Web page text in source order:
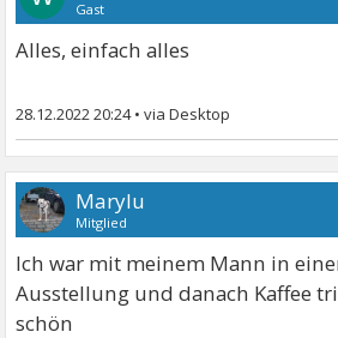
Gast
Alles, einfach alles
28.12.2022 20:24•
Marylu
Mitglied
Ich war mit meinem Mann in
Ausstellung und danach Kaffee
schön